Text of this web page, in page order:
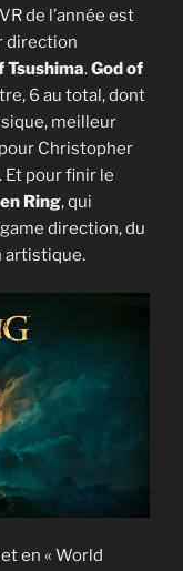
de l’année est
direction
Tsushima.God of
6 au total, dont
meilleur
Christopher
Et pour finir le
Ring, qui
direction, du
artistique.
en « World